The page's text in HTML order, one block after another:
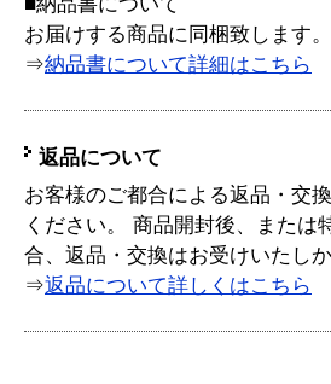
■納品書について
お届けする商品に同梱致します。
⇒納品書について詳細はこちら
返品について
お客様のご都合による返品・交
ください。 商品開封後、または
合、返品・交換はお受けいたし
⇒返品について詳しくはこちら